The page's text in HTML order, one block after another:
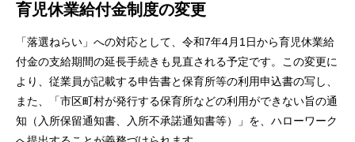
育児休業給付金制度の変更
「落選ねらい」への対応として、令和7年4月1日から育児休業給
付金の支給期間の延長手続きも見直される予定です。この変更に
より、従業員が記載する申告書と保育所等の利用申込書の写し、
また、「市区町村が発行する保育所などの利用ができない旨の通
知（入所保留通知書、入所不承諾通知書等）」を、ハローワーク